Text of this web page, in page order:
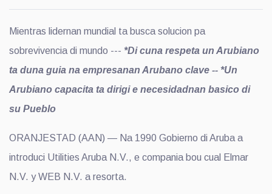
Mientras lidernan mundial ta busca solucion pa
sobrevivencia di mundo --- *Di cuna respeta un Arubiano
ta duna guia na empresanan Arubano clave -- *Un
Arubiano capacita ta dirigi e necesidadnan basico di
su Pueblo
ORANJESTAD (AAN) — Na 1990 Gobierno di Aruba a
introduci Utilities Aruba N.V., e compania bou cual Elmar
N.V. y WEB N.V. a resorta.